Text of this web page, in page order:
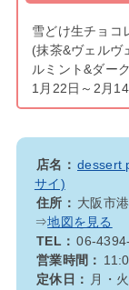
雪どけ生チョ
(抹茶&ヴェルヴ
ルミント&ダー
1月22日～2月
店名： dessert
サイ)
住所： 大阪市
⇒地図を見る
TEL： 06-
営業時間：
定休日：
月・